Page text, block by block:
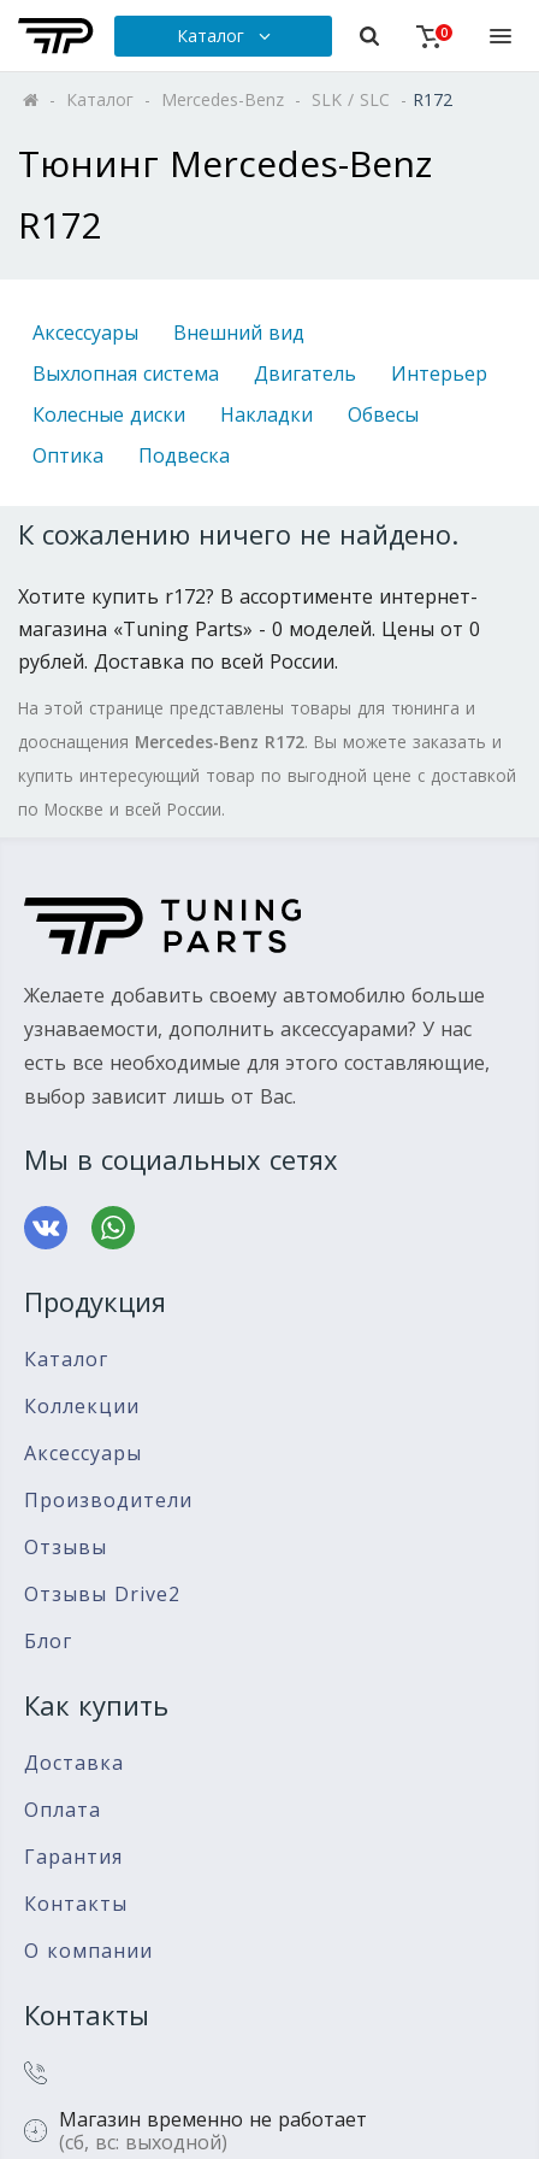
Каталог 0
- Каталог - Mercedes-Benz - SLK / SLC - R172
Тюнинг Mercedes-Benz
R172
Аксессуары
Внешний вид
Выхлопная система
Двигатель
Интерьер
Колесные диски
Накладки
Обвесы
Оптика
Подвеска
К сожалению ничего не найдено.
Хотите купить r172? В ассортименте интернет-
магазина «Tuning Parts» - 0 моделей. Цены от 0
рублей. Доставка по всей России.
На этой странице представлены товары для тюнинга и
дооснащения Mercedes-Benz R172. Вы можете заказать и
купить интересующий товар по выгодной цене с доставкой
по Москве и всей России.
Желаете добавить своему автомобилю больше
узнаваемости, дополнить аксессуарами? У нас
есть все необходимые для этого составляющие,
выбор зависит лишь от Вас.
Мы в социальных сетях
Продукция
Каталог
Коллекции
Аксессуары
Производители
Отзывы
Отзывы Drive2
Блог
Как купить
Доставка
Оплата
Гарантия
Контакты
О компании
Контакты
Магазин временно не работает
(сб, вс: выходной)